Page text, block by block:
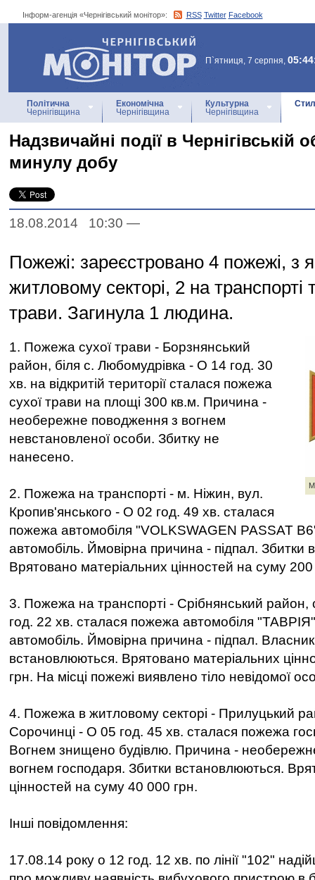
Інформ-агенція «Чернігівський монітор»: RSS Twitter Facebook
Інформ-агенція
«Чернігівський монітор»
П`ятниця, 7 серпня,
Політична
Чернігівщина
Економічна
Чернігівщина
Культурна
Чернігівщина
Надзвичайні події в Чернігівській
минулу добу
18.08.2014 10:30 —
Пожежі: зареєстровано 4 пожежі, з
житловому секторі, 2 на транспорті
трави. Загинула 1 людина.
1. Пожежа сухої трави - Борзнянський
район, біля с. Любомудрівка - О 14 год. 30
хв. на відкритій території сталася пожежа
сухої трави на площі 300 кв.м. Причина -
необережне поводження з вогнем
невстановленої особи. Збитку не
нанесено.
2. Пожежа на транспорті - м. Ніжин, вул.
Кропив'янського - О 02 год. 49 хв. сталася
пожежа автомобіля "VOLKSWAGEN PASSAT
автомобіль. Ймовірна причина - підпал. Збитки
Врятовано матеріальних цінностей на суму
3. Пожежа на транспорті - Срібнянський район,
год. 22 хв. сталася пожежа автомобіля
автомобіль. Ймовірна причина - підпал.
встановлюються. Врятовано матеріальних
грн. На місці пожежі виявлено тіло невідомої
4. Пожежа в житловому секторі - Прилуцький
Сорочинці - О 05 год. 45 хв. сталася пожежа
Вогнем знищено будівлю. Причина -
вогнем господаря. Збитки встановлюються.
цінностей на суму 40 000 грн.
Інші повідомлення:
17.08.14 року о 12 год. 12 хв. по лінії "102"